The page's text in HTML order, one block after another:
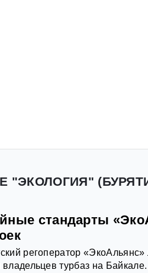
"ЭКОЛОГИЯ"
стандарты
регоператор
владельцев турбаз на